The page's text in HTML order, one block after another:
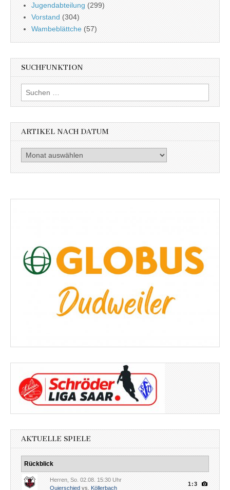
Jugendabteilung (299)
Vorstand (304)
Wambeblättche (57)
SUCHFUNKTION
Suchen
nach:
ARTIKEL NACH DATUM
Artikel
nach
AKTUELLE SPIELE
Rückblick
Herren, So. 02.08. 15:30 Uhr
Quierschied vs. Köllerbach
1:3